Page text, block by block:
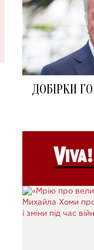
ДОБІРКИ